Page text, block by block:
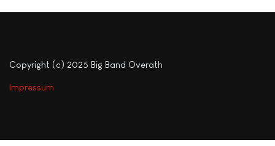
Copyright (c) 2025 Big Band Overath
Impressum